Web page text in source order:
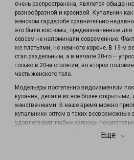
очень распространена, является
разнообразной и красивой. Купальник
женском гардеробе сравнительно
это были костюмы, предназначенные для
совсем не напоминали современные.
же платьями, но немного короче. В 19-м
стал раздельным, а в начале 20-го –
только в 20-м столетии, во второй
часть женского тела.
Модельеры постепенно видоизменяли
купания, делали их все более
женственными. В наше время можно
купальники оптом в таких всевозможных
удовлетворят любые запросы
Еще